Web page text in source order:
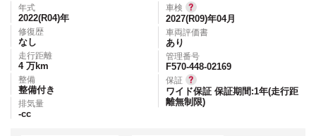
年式
2022(R04)年
修復歴
なし
走行距離
4 万km
整備
整備付き
排気量
-cc
車検
2027(R09)年04月
車両評価書
あり
管理番号
F570-448-02169
保証
ワイド保証 保証期間:1年(走行距
離無制限)